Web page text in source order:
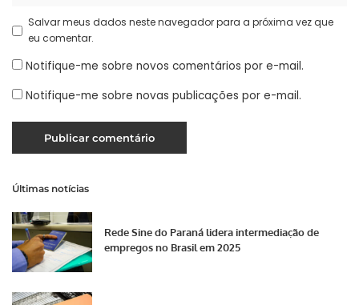
Salvar meus dados neste navegador para a próxima vez que
eu comentar.
Notifique-me sobre novos comentários por e-mail.
Notifique-me sobre novas publicações por e-mail.
Últimas notícias
Rede Sine do Paraná lidera intermediação de
empregos no Brasil em 2025